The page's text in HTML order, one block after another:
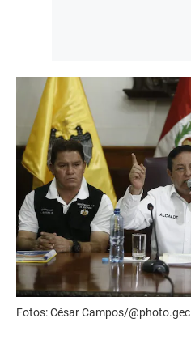
Fotos: César Campos/@photo.gec